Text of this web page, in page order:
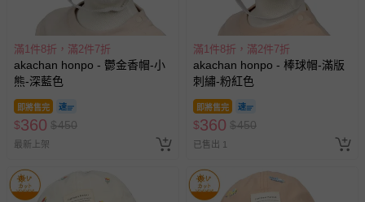
滿1件8折，滿2件7折
akachan honpo - 鬱金香帽-小
熊-深藍色
即將售完
$360 $450
最新上架
滿1件8折，滿2件7折
akachan honpo - 棒球帽-滿版
刺繡-粉紅色
即將售完
$360 $450
已售出 1